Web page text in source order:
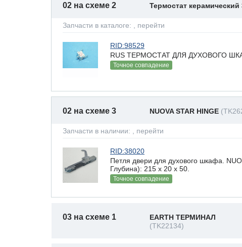
02 на схеме 2 Термостат керамический
Запчасти в каталоге: , перейти
RID:98529
RUS ТЕРМОСТАТ ДЛЯ ДУХОВОГО
Точное совпадение
02 на схеме 3 NUOVA STAR HINGE
Запчасти в наличии: , перейти
RID:38020
Петля двери для духового шкафа.
Глубина): 215 x 20 х 50.
Точное совпадение
03 на схеме 1
EARTH ТЕРМИНАЛ
(TK22134)